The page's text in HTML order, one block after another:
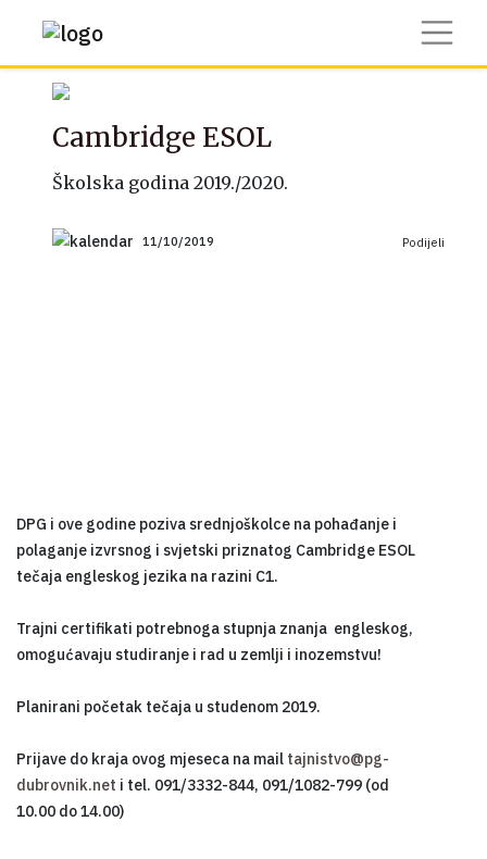
Cambridge ESOL
Školska godina 2019./2020.
11/10/2019 Podijeli
DPG i ove godine poziva srednjoškolce na pohađanje i
polaganje izvrsnog i svjetski priznatog Cambridge ESOL
tečaja engleskog jezika na razini C1.
Trajni certifikati potrebnoga stupnja znanja engleskog,
omogućavaju studiranje i rad u zemlji i inozemstvu!
Planirani početak tečaja u studenom 2019.
Prijave do kraja ovog mjeseca na mail tajnistvo@pg-
dubrovnik.net i tel. 091/3332-844, 091/1082-799 (od
10.00 do 14.00)